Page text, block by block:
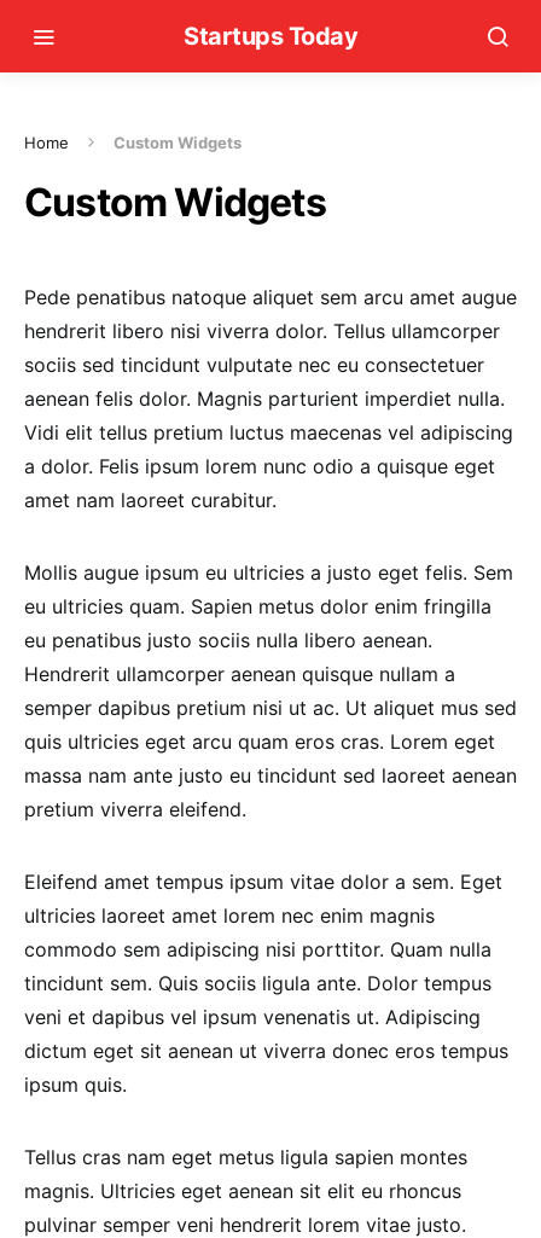
Startups Today
Home Custom Widgets
Custom Widgets
Pede penatibus natoque aliquet sem arcu amet augue
hendrerit libero nisi viverra dolor. Tellus ullamcorper
sociis sed tincidunt vulputate nec eu consectetuer
aenean felis dolor. Magnis parturient imperdiet nulla.
Vidi elit tellus pretium luctus maecenas vel adipiscing
a dolor. Felis ipsum lorem nunc odio a quisque eget
amet nam laoreet curabitur.
Mollis augue ipsum eu ultricies a justo eget felis. Sem
eu ultricies quam. Sapien metus dolor enim fringilla
eu penatibus justo sociis nulla libero aenean.
Hendrerit ullamcorper aenean quisque nullam a
semper dapibus pretium nisi ut ac. Ut aliquet mus sed
quis ultricies eget arcu quam eros cras. Lorem eget
massa nam ante justo eu tincidunt sed laoreet aenean
pretium viverra eleifend.
Eleifend amet tempus ipsum vitae dolor a sem. Eget
ultricies laoreet amet lorem nec enim magnis
commodo sem adipiscing nisi porttitor. Quam nulla
tincidunt sem. Quis sociis ligula ante. Dolor tempus
veni et dapibus vel ipsum venenatis ut. Adipiscing
dictum eget sit aenean ut viverra donec eros tempus
ipsum quis.
Tellus cras nam eget metus ligula sapien montes
magnis. Ultricies eget aenean sit elit eu rhoncus
pulvinar semper veni hendrerit lorem vitae justo.